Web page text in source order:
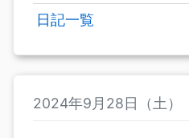
日記一覧
2024年9月28日（土）